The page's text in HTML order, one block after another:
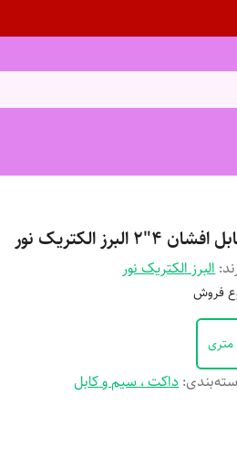
4"2 البرز الکتریک نور
البرز الکتریک نور
فروش
متری
:داکت ، سیم و کابل